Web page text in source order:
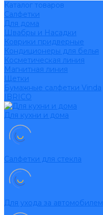
Каталог товаров
Салфетки
Для дома
Швабры и Насадки
Коврики придверные
Кондиционеры для белья
Косметическая линия
Магнитная линия
Щетки
Бумажные салфетки Vinda
IBRICO
Для кухни и дома
Салфетки для стекла
Для ухода за автомобилем